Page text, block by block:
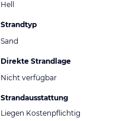
Hell
Strandtyp
Sand
Direkte Strandlage
Nicht verfügbar
Strandausstattung
Liegen Kostenpflichtig